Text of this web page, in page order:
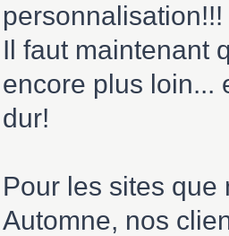
personnalisation!!!
Il faut maintenant
encore plus loin...
dur!
Pour les sites
Automne, nos